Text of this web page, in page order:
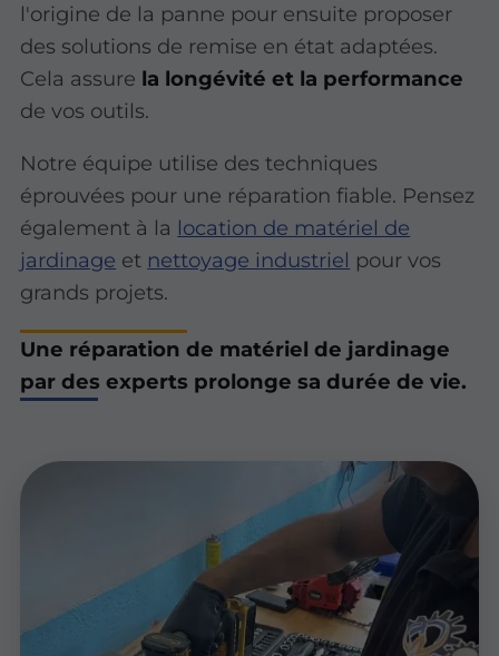
l'origine de la panne pour ensuite proposer
des solutions de remise en état adaptées.
Cela assure la longévité et la performance
de vos outils.
Notre équipe utilise des techniques
éprouvées pour une réparation fiable. Pensez
également à la location de matériel de
jardinage et nettoyage industriel pour vos
grands projets.
Une réparation de matériel de jardinage
par des experts prolonge sa durée de vie.